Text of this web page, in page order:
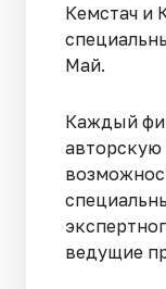
Кемстач и
Май.
Каждый
авторскую
ведущие